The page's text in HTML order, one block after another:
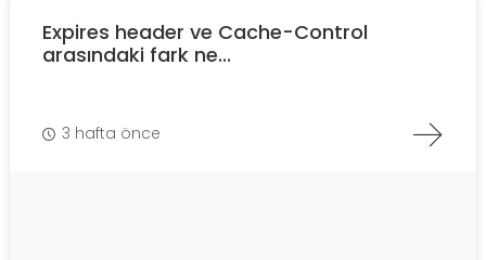
Expires header ve Cache-Control
arasındaki fark ne...
3 hafta önce